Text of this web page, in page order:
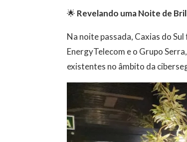
🌟 Revelando uma Noite de
Na noite passada, Caxias do
EnergyTelecom e o Grupo
existentes no âmbito da